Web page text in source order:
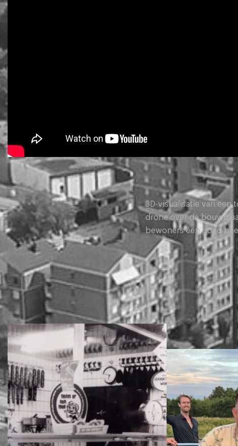
3D-visualisatie van een
drone over de
bewoners een goed